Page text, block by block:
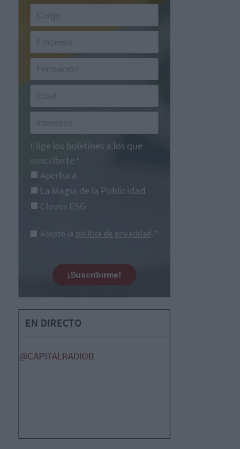
Elige los boletines a los que
suscribirte *
Apertura
La Magia de la Publicidad
Claves ESG
Acepto la política de privacidad. *
¡Suscribirme!
EN DIRECTO
@CAPITALRADIOB